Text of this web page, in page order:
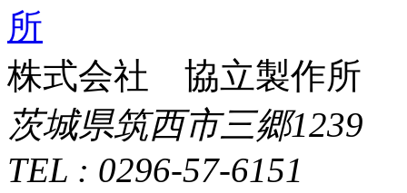
株式会社 協立製作所
茨城県筑西市三郷1239
TEL : 0296-57-6151